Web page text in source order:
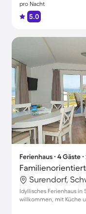
pro Nacht
5.0
Ferienhaus ∙ 4 Gäste
Surendorf,
Idyllisches Ferienhaus in
willkommen, mit Küche